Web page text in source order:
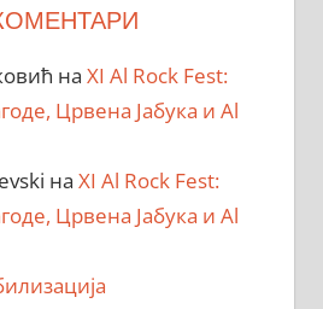
на XI Al Rock Fest:
Црвена Јабука и Al
на XI Al Rock Fest:
Црвена Јабука и Al